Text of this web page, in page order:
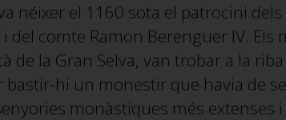
néixer el 1160 sota el patrocini
del comte Ramon Berenguer IV. Els
de la Gran Selva, van trobar a la
hi un monestir que havia de
monàstiques més extenses